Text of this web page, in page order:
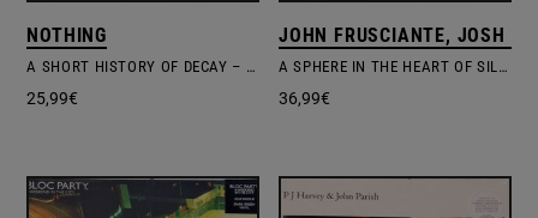
NOTHING
A SHORT HISTORY OF DECAY – X-RAY SMOKE VINYL EDITION #1
25,99€
JOHN FRUSCIANTE, JOSH
A SPHERE IN THE HEART OF SILENCE
36,99€